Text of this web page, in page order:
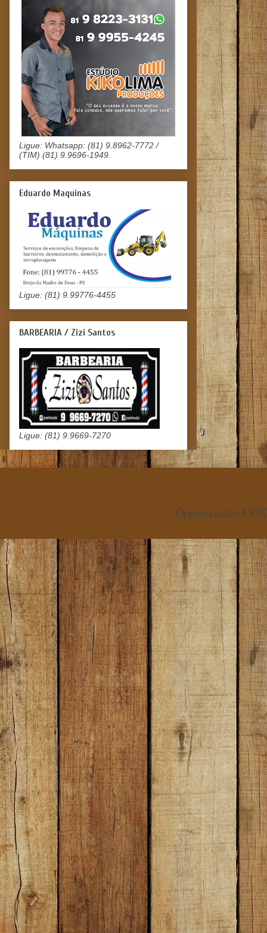
Ligue: Whatsapp: (81) 9.8962-7772 /
(TIM) (81) 9.9696-1949.
Eduardo Maquinas
Ligue: (81) 9.99776-4455
BARBEARIA / Zizi Santos
Ligue: (81) 9.9669-7270
Organização: